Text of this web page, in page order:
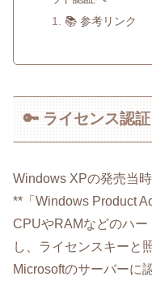
📚 参考リンク
🔑 ライセンス認
Windows XPの発売当
**「Windows Product
CPUやRAMなどのハ
し、ライセンスキーと
Microsoftのサーバーに